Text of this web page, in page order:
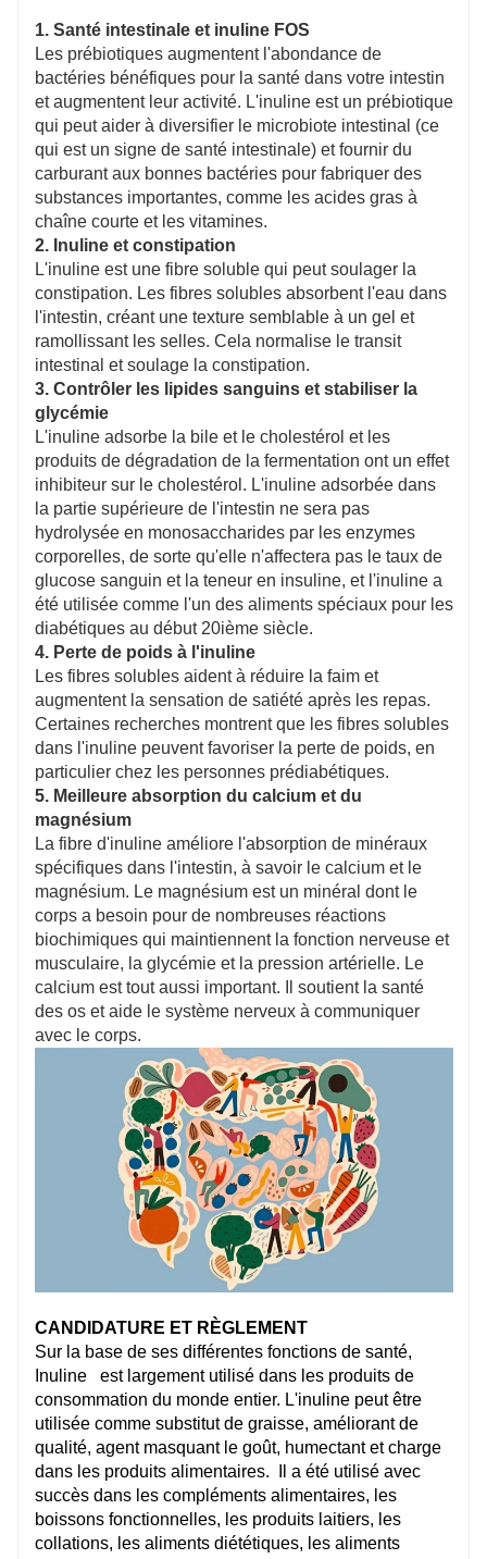
1. Santé intestinale et inuline FOS
Les prébiotiques augmentent l'abondance de
bactéries bénéfiques pour la santé dans votre intestin
et augmentent leur activité. L'inuline est un prébiotique
qui peut aider à diversifier le microbiote intestinal (ce
qui est un signe de santé intestinale) et fournir du
carburant aux bonnes bactéries pour fabriquer des
substances importantes, comme les acides gras à
chaîne courte et les vitamines.
2. Inuline et constipation
L'inuline est une fibre soluble qui peut soulager la
constipation. Les fibres solubles absorbent l'eau dans
l'intestin, créant une texture semblable à un gel et
ramollissant les selles. Cela normalise le transit
intestinal et soulage la constipation.
3. Contrôler les lipides sanguins et stabiliser la
glycémie
L'inuline adsorbe la bile et le cholestérol et les
produits de dégradation de la fermentation ont un effet
inhibiteur sur le cholestérol. L'inuline adsorbée dans
la partie supérieure de l'intestin ne sera pas
hydrolysée en monosaccharides par les enzymes
corporelles, de sorte qu'elle n'affectera pas le taux de
glucose sanguin et la teneur en insuline, et l'inuline a
été utilisée comme l'un des aliments spéciaux pour les
diabétiques au début 20ième siècle.
4. Perte de poids à l'inuline
Les fibres solubles aident à réduire la faim et
augmentent la sensation de satiété après les repas.
Certaines recherches montrent que les fibres solubles
dans l'inuline peuvent favoriser la perte de poids, en
particulier chez les personnes prédiabétiques.
5. Meilleure absorption du calcium et du
magnésium
La fibre d'inuline améliore l'absorption de minéraux
spécifiques dans l'intestin, à savoir le calcium et le
magnésium. Le magnésium est un minéral dont le
corps a besoin pour de nombreuses réactions
biochimiques qui maintiennent la fonction nerveuse et
musculaire, la glycémie et la pression artérielle. Le
calcium est tout aussi important. Il soutient la santé
des os et aide le système nerveux à communiquer
avec le corps.
CANDIDATURE ET RÈGLEMENT
Sur la base de ses différentes fonctions de santé,
Inuline
est largement utilisé dans les produits de
consommation du monde entier. L'inuline peut être
utilisée comme substitut de graisse, améliorant de
qualité, agent masquant le goût, humectant et charge
dans les produits alimentaires.
Il a été utilisé avec
succès dans les compléments alimentaires, les
boissons fonctionnelles, les produits laitiers, les
collations, les aliments diététiques, les aliments